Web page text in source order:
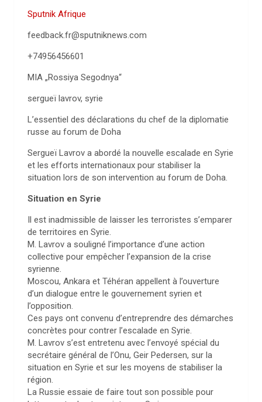
Sputnik Afrique
feedback.fr@sputniknews.com
+74956456601
MIA „Rossiya Segodnya“
sergueï lavrov, syrie
L’essentiel des déclarations du chef de la diplomatie
russe au forum de Doha
Sergueï Lavrov a abordé la nouvelle escalade en Syrie
et les efforts internationaux pour stabiliser la
situation lors de son intervention au forum de Doha.
Situation en Syrie
Il est inadmissible de laisser les terroristes s’emparer
de territoires en Syrie.
M. Lavrov a souligné l’importance d’une action
collective pour empêcher l’expansion de la crise
syrienne.
Moscou, Ankara et Téhéran appellent à l’ouverture
d’un dialogue entre le gouvernement syrien et
l’opposition.
Ces pays ont convenu d’entreprendre des démarches
concrètes pour contrer l’escalade en Syrie.
M. Lavrov s’est entretenu avec l’envoyé spécial du
secrétaire général de l’Onu, Geir Pedersen, sur la
situation en Syrie et sur les moyens de stabiliser la
région.
La Russie essaie de faire tout son possible pour